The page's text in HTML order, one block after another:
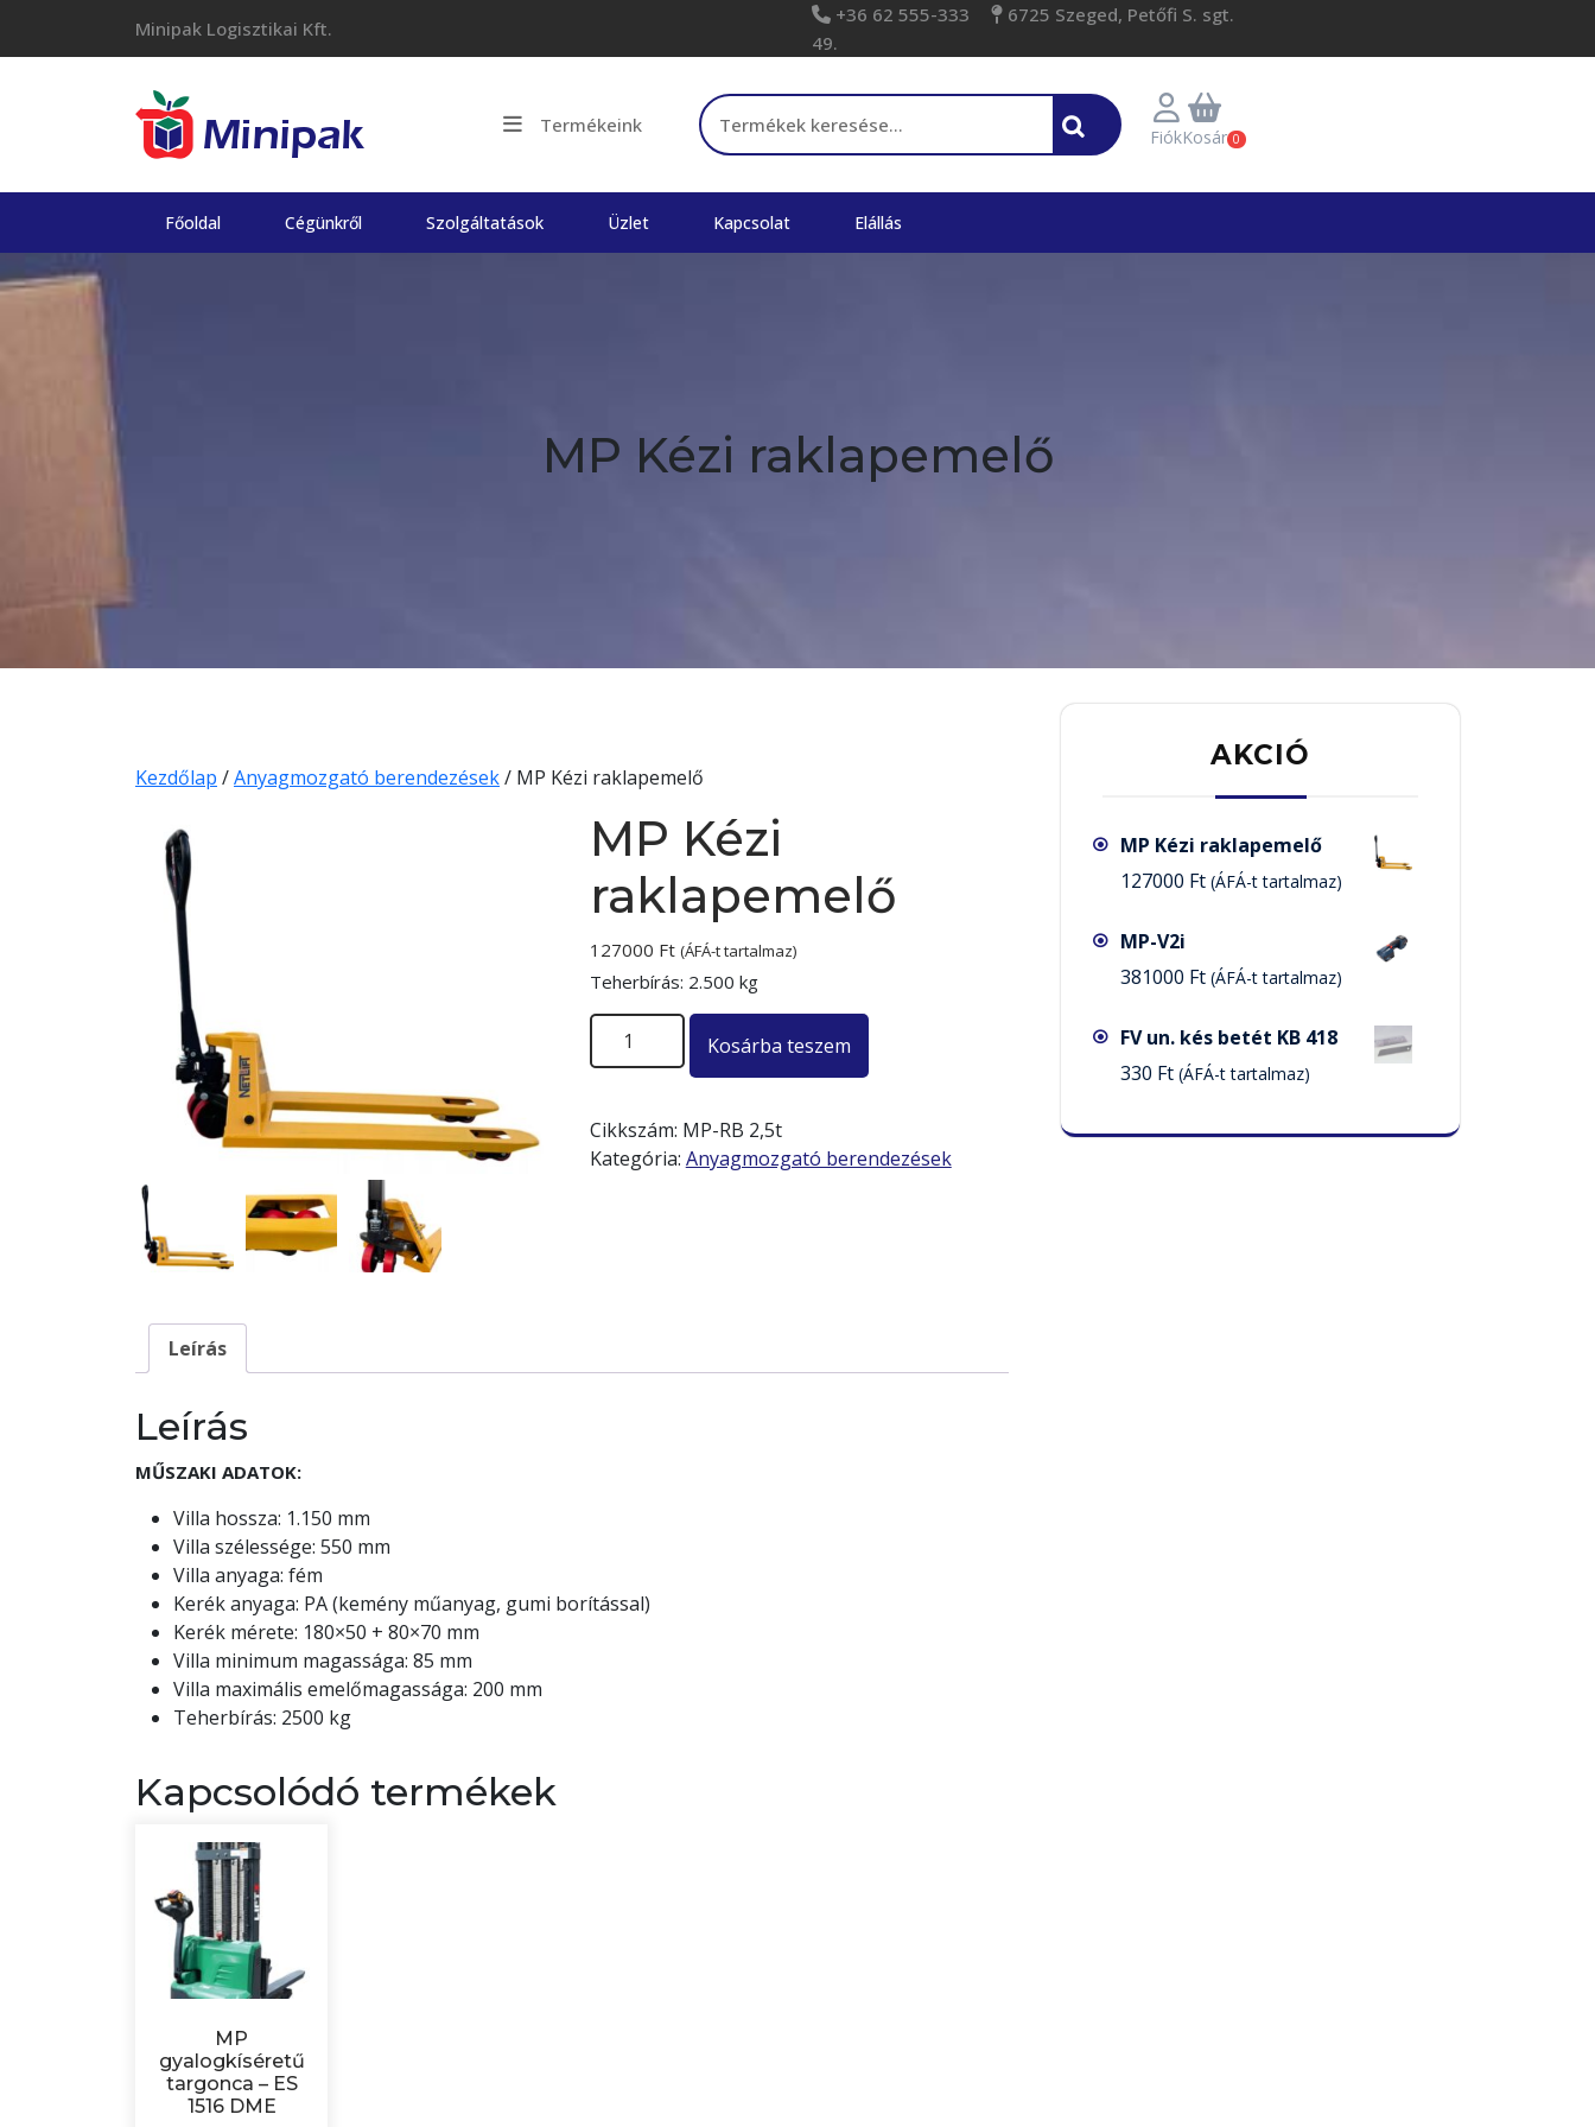
Minipak Logisztikai Kft.
+36 62 555-333
6725 Szeged, Petőfi S. sgt.
49.
Termékeink
Keresés a következőre:
FiókKosár 0
Főoldal Cégünkről Szolgáltatások Üzlet Kapcsolat Elállás
MP Kézi raklapemelő
Kezdőlap /Anyagmozgató berendezések/ MP Kézi raklapemelő
MP Kézi
raklapemelő
127000 Ft (ÁFÁ-t tartalmaz)
Teherbírás: 2.500 kg
MP Kézi raklapemelő mennyiség
Kosárba teszem
Cikkszám: MP-RB 2,5t
Kategória: Anyagmozgató berendezések
Leírás
Leírás
MŰSZAKI ADATOK:
Villa hossza: 1.150 mm
Villa szélessége: 550 mm
Villa anyaga: fém
Kerék anyaga: PA (kemény műanyag, gumi borítással)
Kerék mérete: 180×50 + 80×70 mm
Villa minimum magassága: 85 mm
Villa maximális emelőmagassága: 200 mm
Teherbírás: 2500 kg
Kapcsolódó termékek
MP
gyalogkíséretű
targonca – ES
1516 DME
AKCIÓ
MP Kézi raklapemelő
127000 Ft (ÁFÁ-t tartalmaz)
MP-V2i
381000 Ft (ÁFÁ-t tartalmaz)
FV un. kés betét KB 418
330 Ft (ÁFÁ-t tartalmaz)